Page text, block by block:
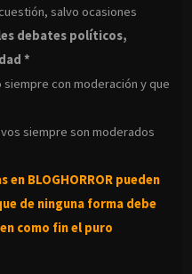
salvo ocasiones
debates políticos,
*
con moderación y que
siempre son moderados
en BLOGHORROR pueden
de ninguna forma debe
como fin el puro